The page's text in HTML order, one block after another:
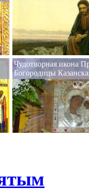
Чудотворная икона
Богородицы